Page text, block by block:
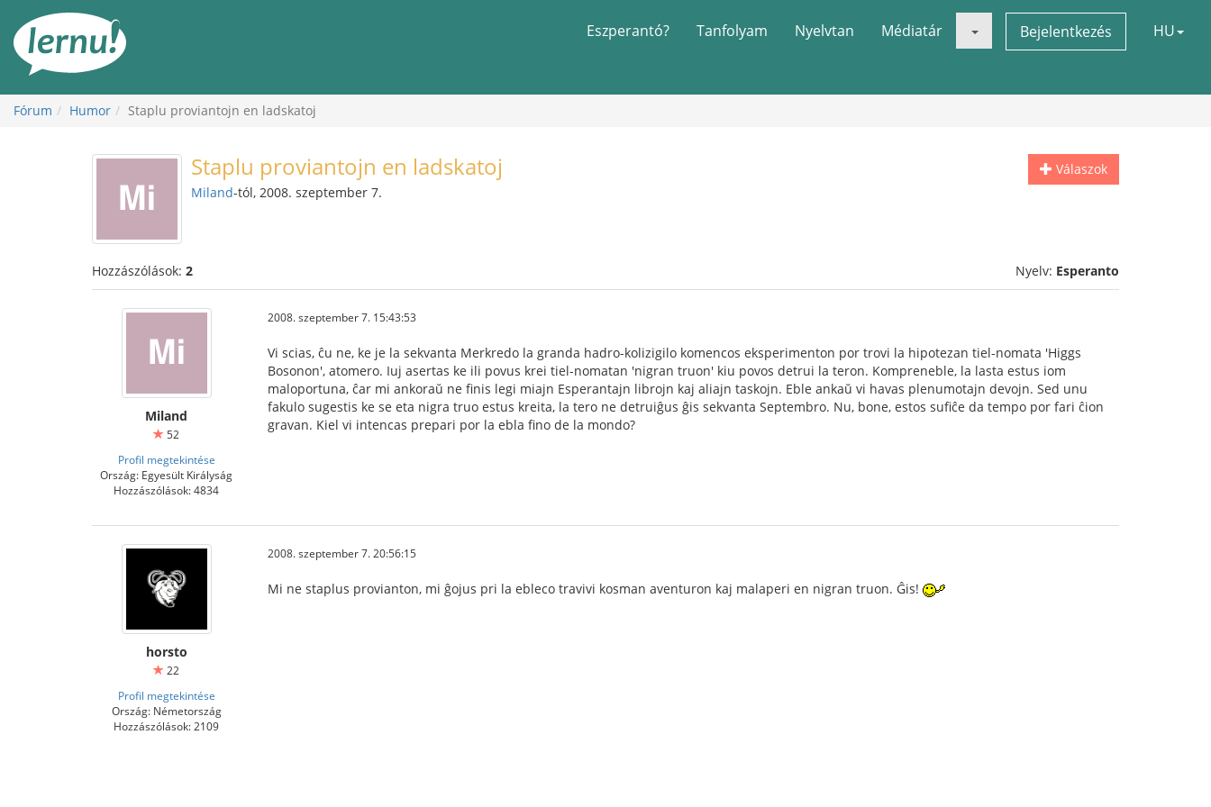
Eszperantó? Tanfolyam Nyelvtan Médiatár Bejelentkezés HU
Fórum Humor Staplu proviantojn en ladskatoj
Válaszok
Staplu proviantojn en ladskatoj
Miland-tól, 2008. szeptember 7.
Hozzászólások: 2 Nyelv: Esperanto
Miland
52
Profil megtekintése
Ország: Egyesült Királyság
Hozzászólások: 4834
2008. szeptember 7. 15:43:53
Vi scias, ĉu ne, ke je la sekvanta Merkredo la granda hadro-kolizigilo komencos eksperimenton por trovi la hipotezan tiel-nomata 'Higgs
Bosonon', atomero. Iuj asertas ke ili povus krei tiel-nomatan 'nigran truon' kiu povos detrui la teron. Kompreneble, la lasta estus iom
maloportuna, ĉar mi ankoraŭ ne finis legi miajn Esperantajn librojn kaj aliajn taskojn. Eble ankaŭ vi havas plenumotajn devojn. Sed unu
fakulo sugestis ke se eta nigra truo estus kreita, la tero ne detruiĝus ĝis sekvanta Septembro. Nu, bone, estos sufiĉe da tempo por fari ĉion
gravan. Kiel vi intencas prepari por la ebla fino de la mondo?
horsto
22
Profil megtekintése
Ország: Németország
Hozzászólások: 2109
2008. szeptember 7. 20:56:15
Mi ne staplus provianton, mi ĝojus pri la ebleco travivi kosman aventuron kaj malaperi en nigran truon. Ĝis!